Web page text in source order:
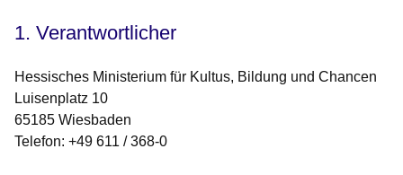
1. Verantwortlicher
Hessisches Ministerium für Kultus, Bildung und Chancen
Luisenplatz 10
65185 Wiesbaden
Telefon: +49 611 / 368-0